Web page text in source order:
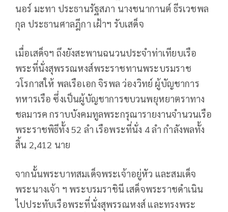
นอร์ มะทา ประธานรัฐสภา นางชนากานต์ ธีรเวชพล
กุล ประธานศาลฎีกา เฝ้าฯ รับเสด็จ
เมื่อเสด็จฯ ถึงยังสะพานฉนวนประจำท่าเทียบเรือ
พระที่นั่งสุพรรณหงส์พระราชทานพระบรมราช
วโรกาสให้ พลเรือเอก จิรพล ว่องวิทย์ ผู้บัญชาการ
ทหารเรือ ซึ่งเป็นผู้บัญชาการขบวนพยุหยาตราทาง
ชลมารค กราบบังคมทูลพระกรุณารายงานจำนวนเรือ
พระราชพิธีทั้ง 52 ลำ เรือพระที่นั่ง 4 ลำ กำลังพลทั้ง
สิ้น 2,412 นาย
จากนั้นพระบาทสมเด็จพระเจ้าอยู่หัว และสมเด็จ
พระนางเจ้า ฯ พระบรมราชินี เสด็จพระราชดำเนิน
ไปประทับเรือพระที่นั่งสุพรรณหงส์ และทรงพระ